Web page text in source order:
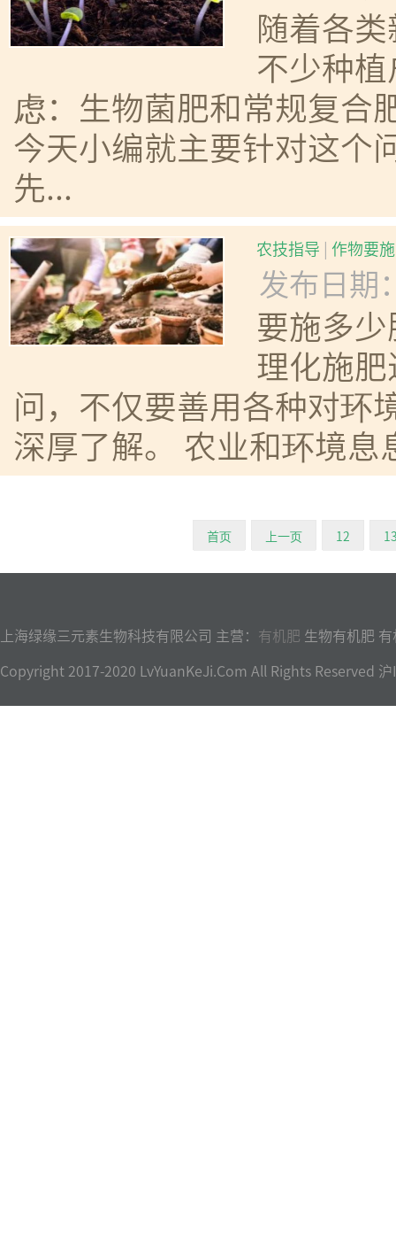
随着各
不少种
虑：生物菌肥和常规复合
今天小编就主要针对这个
先...
农技指导 | 作物要
发布日期
要施多
理化施
问，不仅要善用各种对环
深厚了解。 农业和环境
首页 上一页 12
上海绿缘三元素生物科技有限公司 主营： 有机肥 生物有机肥
Copyright 2017-2020 LvYuanKeJi.Com All Rights Reserved